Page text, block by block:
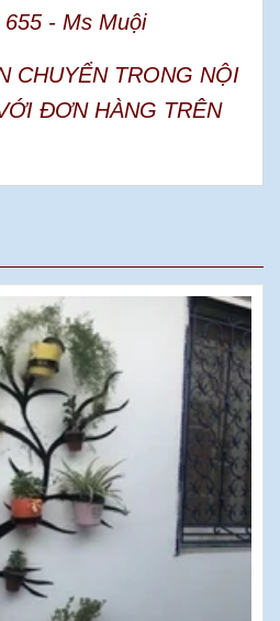
655 - Ms Muội
CHUYỂN TRONG NỘI
ĐƠN HÀNG TRÊN